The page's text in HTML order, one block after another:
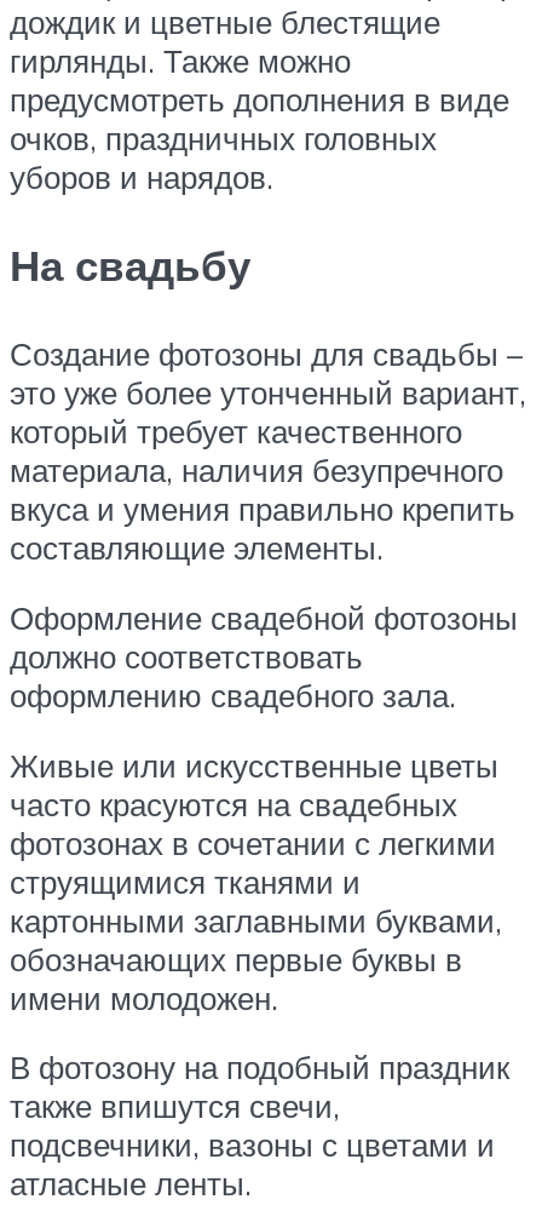
дождик и цветные блестящие
гирлянды. Также можно
предусмотреть дополнения в виде
очков, праздничных головных
уборов и нарядов.
На свадьбу
Создание фотозоны для свадьбы –
это уже более утонченный вариант,
который требует качественного
материала, наличия безупречного
вкуса и умения правильно крепить
составляющие элементы.
Оформление свадебной фотозоны
должно соответствовать
оформлению свадебного зала.
Живые или искусственные цветы
часто красуются на свадебных
фотозонах в сочетании с легкими
струящимися тканями и
картонными заглавными буквами,
обозначающих первые буквы в
имени молодожен.
В фотозону на подобный праздник
также впишутся свечи,
подсвечники, вазоны с цветами и
атласные ленты.